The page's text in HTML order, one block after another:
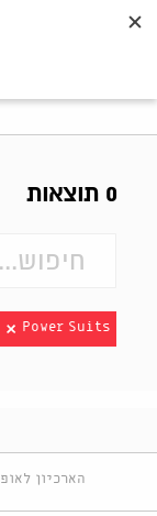
0 תוצאות
Power Suits
הארכיון